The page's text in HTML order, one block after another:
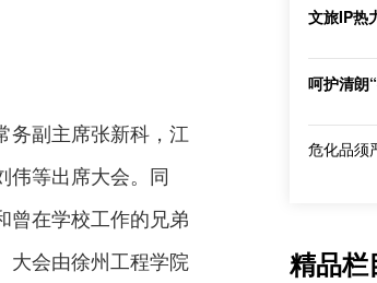
务副主席张新科，江
伟等出席大会。同
曾在学校工作的兄弟
大会由徐州工程学院
文旅IP热
呵护清朗
危化品须
精品栏